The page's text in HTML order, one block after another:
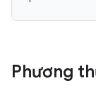
Phương